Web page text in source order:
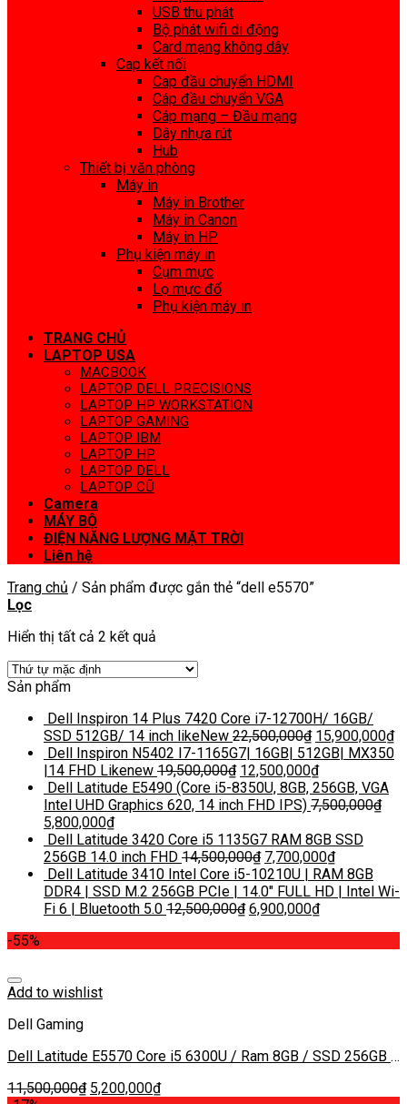
USB thu phát
Bộ phát wifi di động
Card mạng không dây
Cap kết nối
Cap đầu chuyển HDMI
Cáp đầu chuyển VGA
Cáp mạng – Đầu mạng
Dây nhựa rút
Hub
Thiết bị văn phòng
Máy in
Máy in Brother
Máy in Canon
Máy in HP
Phụ kiện máy in
Cụm mực
Lọ mực đổ
Phụ kiện máy in
TRANG CHỦ
LAPTOP USA
MACBOOK
LAPTOP DELL PRECISIONS
LAPTOP HP WORKSTATION
LAPTOP GAMING
LAPTOP IBM
LAPTOP HP
LAPTOP DELL
LAPTOP CŨ
Camera
MÁY BỘ
ĐIỆN NĂNG LƯỢNG MẶT TRỜI
Liên hệ
Trang chủ / Sản phẩm được gắn thẻ “dell e5570”
Lọc
Hiển thị tất cả 2 kết quả
Sản phẩm
Dell Inspiron 14 Plus 7420 Core i7-12700H/ 16GB/
SSD 512GB/ 14 inch likeNew 22,500,000₫ 15,900,000₫
Dell Inspiron N5402 I7-1165G7| 16GB| 512GB| MX350
|14 FHD Likenew 19,500,000₫ 12,500,000₫
Dell Latitude E5490 (Core i5-8350U, 8GB, 256GB, VGA
Intel UHD Graphics 620, 14 inch FHD IPS) 7,500,000₫
5,800,000₫
Dell Latitude 3420 Core i5 1135G7 RAM 8GB SSD
256GB 14.0 inch FHD 14,500,000₫ 7,700,000₫
Dell Latitude 3410 Intel Core i5-10210U | RAM 8GB
DDR4 | SSD M.2 256GB PCIe | 14.0″ FULL HD | Intel Wi-
Fi 6 | Bluetooth 5.0 12,500,000₫ 6,900,000₫
-55%
Add to wishlist
Dell Gaming
Dell Latitude E5570 Core i5 6300U / Ram 8GB / SSD 256GB /
11,500,000₫ 5,200,000₫